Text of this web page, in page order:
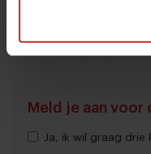
Deel artikel
Meld je aan
Ja, ik wil graag